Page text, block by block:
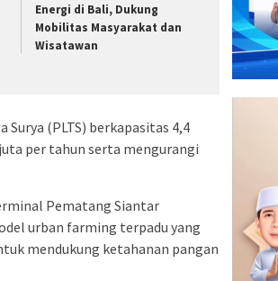
Energi di Bali, Dukung
Mobilitas Masyarakat dan
Wisatawan
(PLTS) berkapasitas 4,4
per tahun serta mengurangi
Pematang Siantar
urban farming terpadu yang
mendukung ketahanan pangan